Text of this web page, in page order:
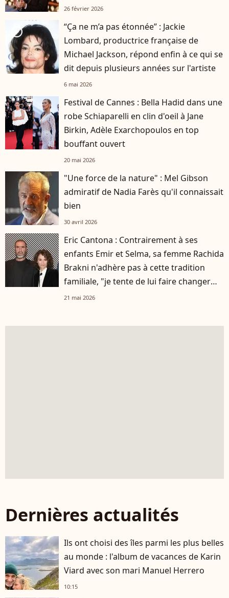
26 février 2026
player2
“Ça ne m’a pas étonnée” : Jackie
Lombard, productrice française de
Michael Jackson, répond enfin à ce qui se
dit depuis plusieurs années sur l'artiste
6 mai 2026
Festival de Cannes : Bella Hadid dans une
robe Schiaparelli en clin d'oeil à Jane
Birkin, Adèle Exarchopoulos en top
bouffant ouvert
20 mai 2026
"Une force de la nature" : Mel Gibson
admiratif de Nadia Farès qu'il connaissait
bien
30 avril 2026
Eric Cantona : Contrairement à ses
enfants Emir et Selma, sa femme Rachida
Brakni n'adhère pas à cette tradition
familiale, "je tente de lui faire changer
d'avis"
21 mai 2026
Dernières actualités
Ils ont choisi des îles parmi les plus belles
au monde : l'album de vacances de Karin
Viard avec son mari Manuel Herrero
10:15